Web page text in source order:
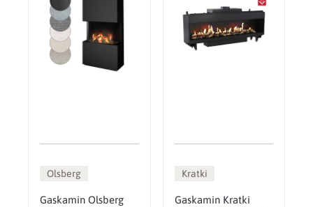
Olsberg
Gaskamin Olsberg
Kratki
Gaskamin Kratki